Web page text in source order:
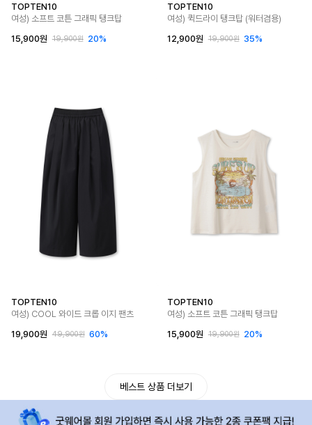
TOPTEN10
여성) 소프트 코튼 그래픽 탱크탑
15,900원
19,900원 20%
TOPTEN10
여성) 퀵드라이 탱크탑 (워터겸용)
12,900원
19,900원 35%
TOPTEN10
여성) COOL 와이드 크롭 이지 팬츠
19,900원
49,900원 60%
TOPTEN10
여성) 소프트 코튼 그래픽 탱크탑
15,900원
19,900원 20%
베스트 상품 더보기